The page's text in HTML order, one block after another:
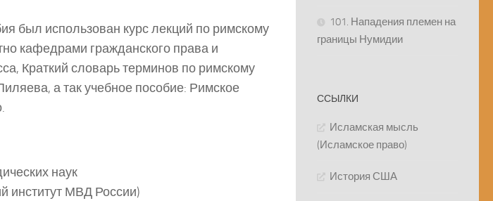
был использован курс лекций по римскому
кафедрами гражданского права и
Краткий словарь терминов по римскому
а так учебное пособие: Римское
наук
институт МВД России)
101. Нападения племен на
границы Нумидии
ССЫЛКИ
Исламская мысль
(Исламское право)
История США